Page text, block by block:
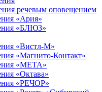
речевым оповещением
«Ария»
«БЛЮЗ»
«Вистл-М»
«Магнито-Контакт»
«МЕТА»
«Октава»
«РЕЧОР»